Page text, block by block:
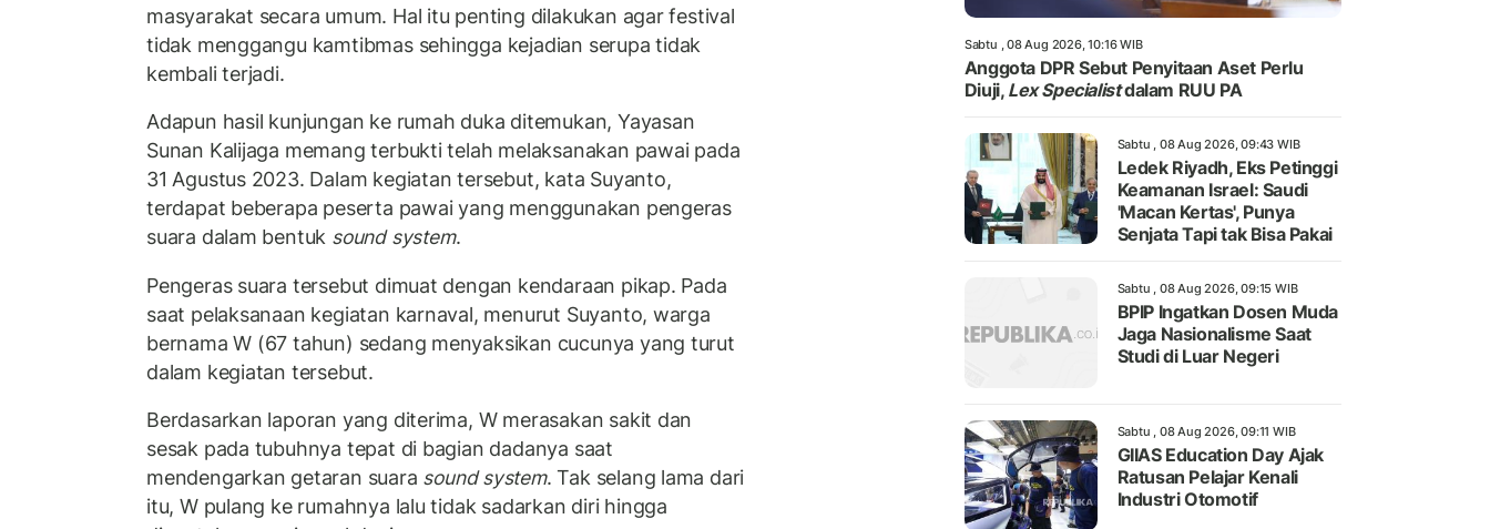
masyarakat secara umum. Hal itu penting dilakukan agar festival
tidak menggangu kamtibmas sehingga kejadian serupa tidak
kembali terjadi.
Adapun hasil kunjungan ke rumah duka ditemukan, Yayasan
Sunan Kalijaga memang terbukti telah melaksanakan pawai pada
31 Agustus 2023. Dalam kegiatan tersebut, kata Suyanto,
terdapat beberapa peserta pawai yang menggunakan pengeras
suara dalam bentuk sound system.
Pengeras suara tersebut dimuat dengan kendaraan pikap. Pada
saat pelaksanaan kegiatan karnaval, menurut Suyanto, warga
bernama W (67 tahun) sedang menyaksikan cucunya yang turut
dalam kegiatan tersebut.
Berdasarkan laporan yang diterima, W merasakan sakit dan
sesak pada tubuhnya tepat di bagian dadanya saat
mendengarkan getaran suara sound system. Tak selang lama dari
itu, W pulang ke rumahnya lalu tidak sadarkan diri hingga
Sabtu , 08 Aug 2026, 10:16 WIB
Anggota DPR Sebut Penyitaan Aset Perlu
Diuji, Lex Specialistdalam RUU PA
Sabtu , 08 Aug 2026, 09:43 WIB
Ledek Riyadh, Eks Petinggi
Keamanan Israel: Saudi
'Macan Kertas', Punya
Senjata Tapi tak Bisa Pakai
Sabtu , 08 Aug 2026, 09:15 WIB
BPIP Ingatkan Dosen Muda
Jaga Nasionalisme Saat
Studi di Luar Negeri
Sabtu , 08 Aug 2026, 09:11 WIB
GIIAS Education Day Ajak
Ratusan Pelajar Kenali
Industri Otomotif